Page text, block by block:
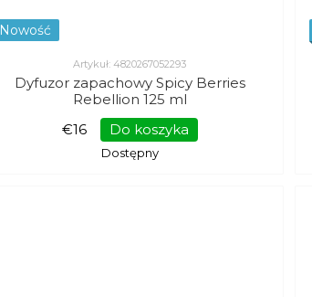
Nowość
Artykuł: 4820267052293
Dyfuzor zapachowy Spicy Berries
Rebellion 125 ml
€16
Do koszyka
Dostępny